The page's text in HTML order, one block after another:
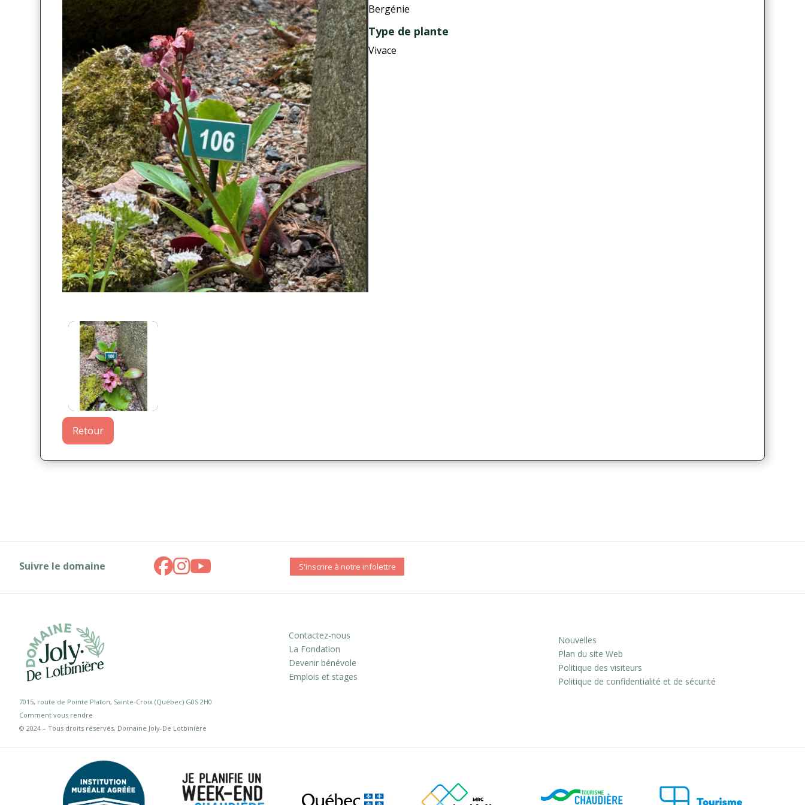
Bergénie
Type de plante
Vivace
Retour
Suivre le domaine S'inscrire à notre infolettre
7015, route de Pointe Platon, Sainte-Croix (Québec) G0S 2H0
Comment vous rendre
© 2024 – Tous droits réservés, Domaine Joly-De Lotbinière
Contactez-nous
La Fondation
Devenir bénévole
Emplois et stages
Nouvelles
Plan du site Web
Politique des visiteurs
Politique de confidentialité et de sécurité